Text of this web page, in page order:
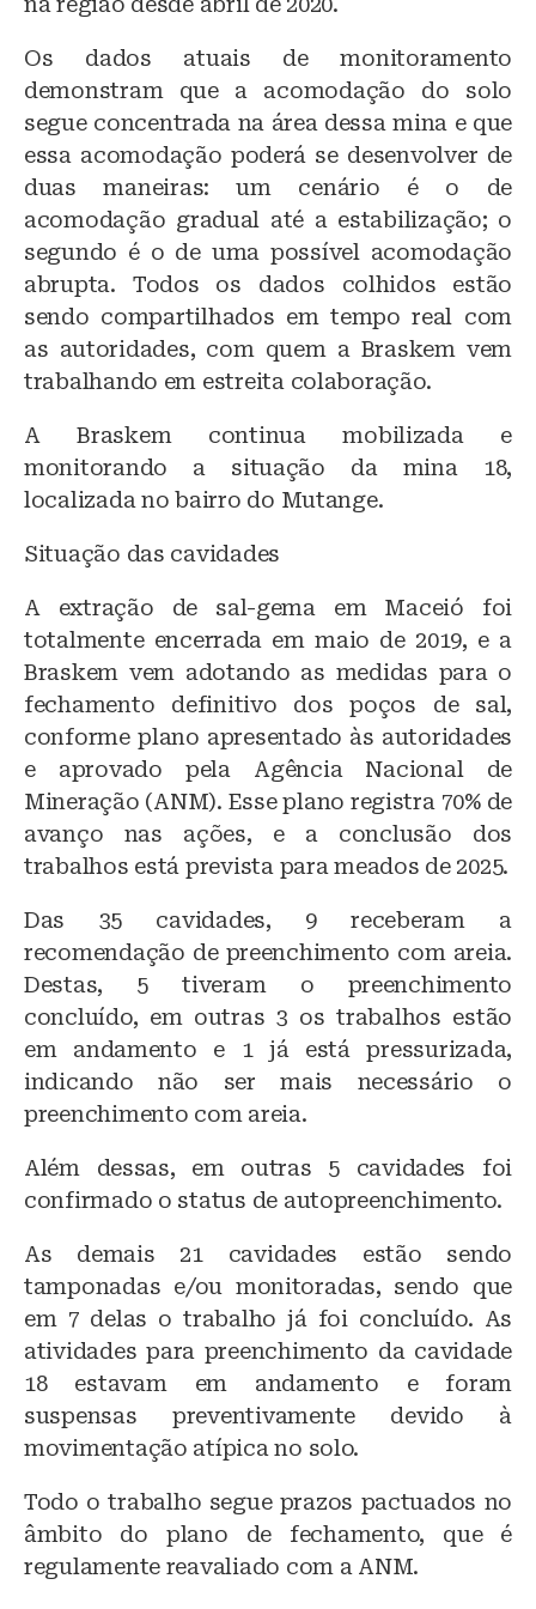
Os dados atuais de monitoramento
demonstram que a acomodação do solo
segue concentrada na área dessa mina e que
essa acomodação poderá se desenvolver de
duas maneiras: um cenário é o de
acomodação gradual até a estabilização; o
segundo é o de uma possível acomodação
abrupta. Todos os dados colhidos estão
sendo compartilhados em tempo real com
as autoridades, com quem a Braskem vem
trabalhando em estreita colaboração.
A Braskem continua mobilizada e
monitorando a situação da mina 18,
localizada no bairro do Mutange.
Situação das cavidades
A extração de sal-gema em Maceió foi
totalmente encerrada em maio de 2019, e a
Braskem vem adotando as medidas para o
fechamento definitivo dos poços de sal,
conforme plano apresentado às autoridades
e aprovado pela Agência Nacional de
Mineração (ANM). Esse plano registra 70% de
avanço nas ações, e a conclusão dos
trabalhos está prevista para meados de 2025.
Das 35 cavidades, 9 receberam a
recomendação de preenchimento com areia.
Destas, 5 tiveram o preenchimento
concluído, em outras 3 os trabalhos estão
em andamento e 1 já está pressurizada,
indicando não ser mais necessário o
preenchimento com areia.
Além dessas, em outras 5 cavidades foi
confirmado o status de autopreenchimento.
As demais 21 cavidades estão sendo
tamponadas e/ou monitoradas, sendo que
em 7 delas o trabalho já foi concluído. As
atividades para preenchimento da cavidade
18 estavam em andamento e foram
suspensas preventivamente devido à
movimentação atípica no solo.
Todo o trabalho segue prazos pactuados no
âmbito do plano de fechamento, que é
regulamente reavaliado com a ANM.